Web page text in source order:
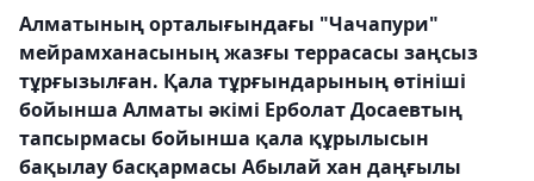
Алматының орталығындағы "Чачапури"
мейрамханасының жазғы террасасы заңсыз
тұрғызылған. Қала тұрғындарының өтініші
бойынша Алматы әкімі Ерболат Досаевтың
тапсырмасы бойынша қала құрылысын
бақылау басқармасы Абылай хан даңғылы